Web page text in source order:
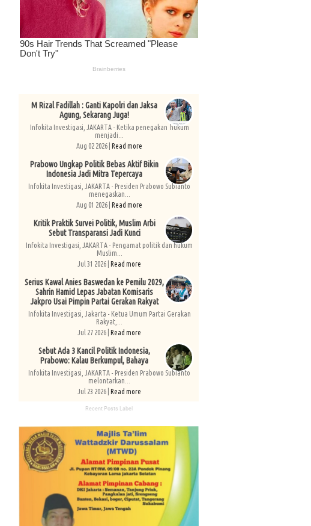
M Rizal Fadillah : Ganti Kapolri dan Jaksa
Agung, Sekarang Juga!
Infokita Investigasi, JAKARTA - Ketika penegakan hukum
menjadi...
Aug 02 2026 | Read more
Prabowo Ungkap Politik Bebas Aktif Bikin
Indonesia Jadi Mitra Tepercaya
Infokita Investigasi, JAKARTA - Presiden Prabowo Subianto
menegaskan...
Aug 01 2026 | Read more
Kritik Praktik Survei Politik, Muslim Arbi
Sebut Transparansi Jadi Kunci
Infokita Investigasi, JAKARTA - Pengamat politik dan hukum
Muslim...
Jul 31 2026 | Read more
Serius Kawal Anies Baswedan ke Pemilu 2029,
Sahrin Hamid Lepas Jabatan Komisaris
Jakpro Usai Pimpin Partai Gerakan Rakyat
Infokita Investigasi, Jakarta - Ketua Umum Partai Gerakan
Rakyat,...
Jul 27 2026 | Read more
Sebut Ada 3 Kancil Politik Indonesia,
Prabowo: Kalau Berkumpul, Bahaya
Infokita Investigasi, JAKARTA - Presiden Prabowo Subianto
melontarkan...
Jul 23 2026 | Read more
Recent Posts Label